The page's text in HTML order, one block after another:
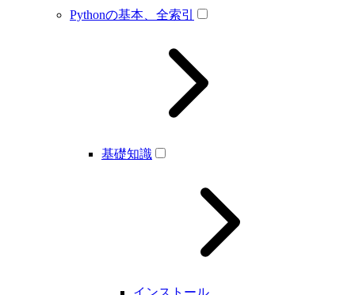
Pythonの基本、全索引
基礎知識
インストール